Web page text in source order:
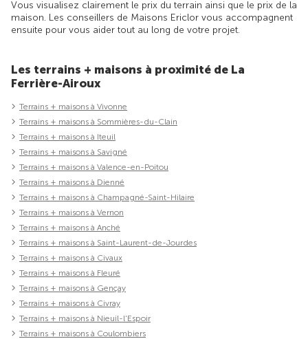
Vous visualisez clairement le prix du terrain ainsi que le prix de la
maison. Les conseillers de Maisons Ericlor vous accompagnent
ensuite pour vous aider tout au long de votre projet.
Les terrains + maisons à proximité de La
Ferrière-Airoux
Terrains + maisons à Vivonne
Terrains + maisons à Sommières-du-Clain
Terrains + maisons à Iteuil
Terrains + maisons à Savigné
Terrains + maisons à Valence-en-Poitou
Terrains + maisons à Dienné
Terrains + maisons à Champagné-Saint-Hilaire
Terrains + maisons à Vernon
Terrains + maisons à Anché
Terrains + maisons à Saint-Laurent-de-Jourdes
Terrains + maisons à Civaux
Terrains + maisons à Fleuré
Terrains + maisons à Gençay
Terrains + maisons à Civray
Terrains + maisons à Nieuil-l'Espoir
Terrains + maisons à Coulombiers